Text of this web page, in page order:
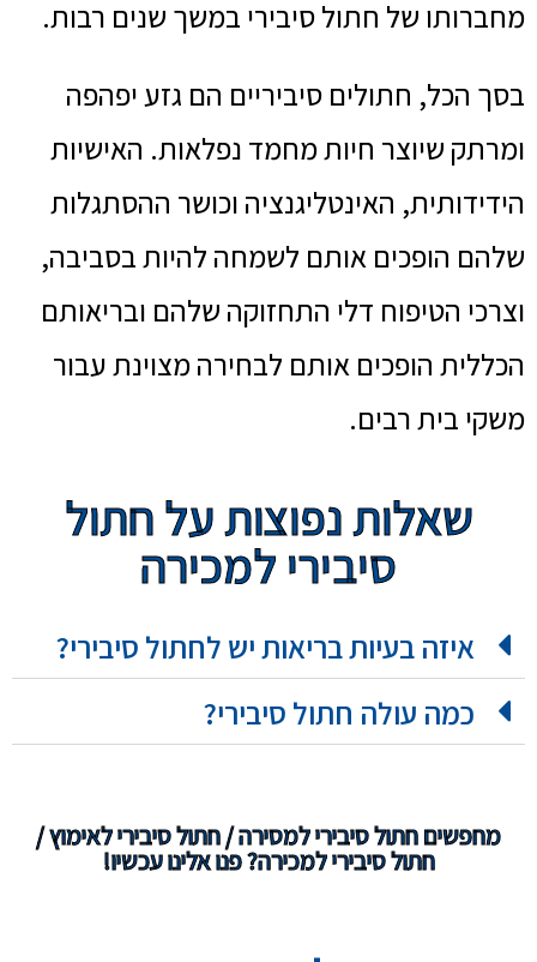
מחברותו של חתול סיבירי במשך שנים רבות.
בסך הכל, חתולים סיביריים הם גזע יפהפה
ומרתק שיוצר חיות מחמד נפלאות. האישיות
הידידותית, האינטליגנציה וכושר ההסתגלות
שלהם הופכים אותם לשמחה להיות בסביבה,
וצרכי הטיפוח דלי התחזוקה שלהם ובריאותם
הכללית הופכים אותם לבחירה מצוינת עבור
משקי בית רבים.
שאלות נפוצות על חתול
סיבירי למכירה
איזה בעיות בריאות יש לחתול סיבירי?
כמה עולה חתול סיבירי?
מחפשים חתול סיבירי למסירה / חתול סיבירי לאימוץ /
חתול סיבירי למכירה? פנו אלינו עכשיו!